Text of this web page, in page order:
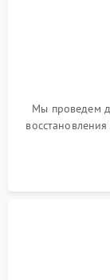
Мы проведем